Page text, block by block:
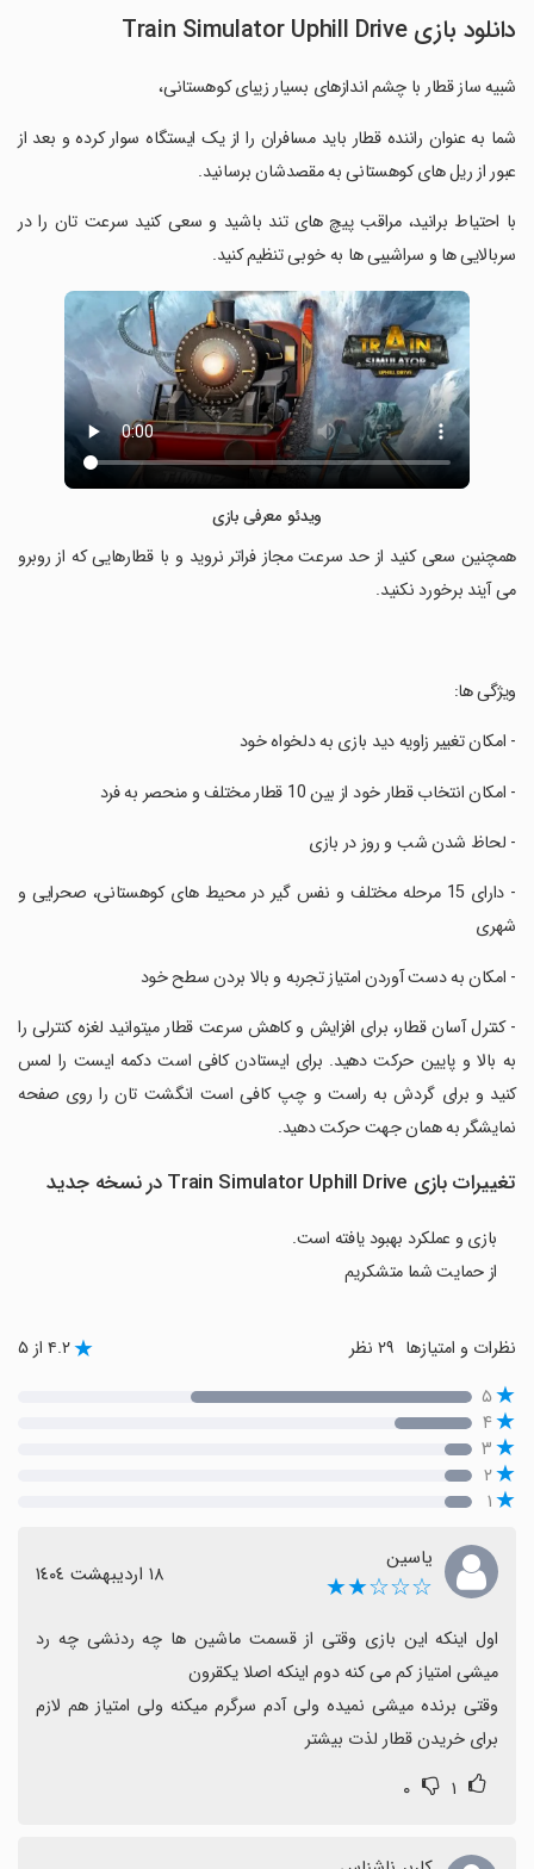
دانلود بازی Train Simulator Uphill Drive
شبیه ساز قطار با چشم اندازهای بسیار زیبای کوهستانی،
‏شما به عنوان راننده قطار باید مسافران را از یک ایستگاه سوار کرده و بعد از
عبور از ریل های کوهستانی به مقصدشان برسانید.
‏با احتیاط برانید، مراقب پیچ های تند باشید و سعی کنید سرعت تان را در
سربالایی ها و سراشیبی ها به خوبی تنظیم کنید.
ویدئو معرفی بازی
‏همچنین سعی کنید از حد سرعت مجاز فراتر نروید و با قطارهایی که از روبرو
می آیند برخورد نکنید.
‏ویژگی ها:
‏- امکان تغییر زاویه دید بازی به دلخواه خود
‏- امکان انتخاب قطار خود از بین 10 قطار مختلف و منحصر به فرد
‏- لحاظ شدن شب و روز در بازی
‏- دارای 15 مرحله مختلف و نفس گیر در محیط های کوهستانی، صحرایی و
شهری
‏- امکان به دست آوردن امتیاز تجربه و بالا بردن سطح خود
‏- کنترل آسان قطار، برای افزایش و کاهش سرعت قطار میتوانید لغزه کنترلی را
به بالا و پایین حرکت دهید. برای ایستادن کافی است دکمه ایست را لمس
کنید و برای گردش به راست و چپ کافی است انگشت تان را روی صفحه
نمایشگر به همان جهت حرکت دهید.
تغییرات بازی Train Simulator Uphill Drive در نسخه جدید
بازی و عملکرد بهبود یافته است.
از حمایت شما متشکریم
نظرات و امتیازها ۴.۲ از ۵
۵
۴
۳
۲
۱
یاسین
☆☆☆★★ ١٨ اردیبهشت ١٤٠٤
برای خریدن قطار لذت بیشتر
۱ ۰